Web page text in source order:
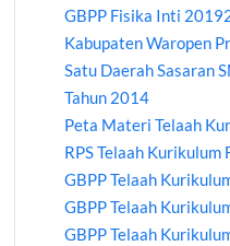
GBPP Fisika Inti
Kabupaten Waropen
Satu Daerah Sasaran
Tahun 2014
Peta Materi Telaah
RPS Telaah
GBPP Telaah
GBPP Telaah
GBPP Telaah